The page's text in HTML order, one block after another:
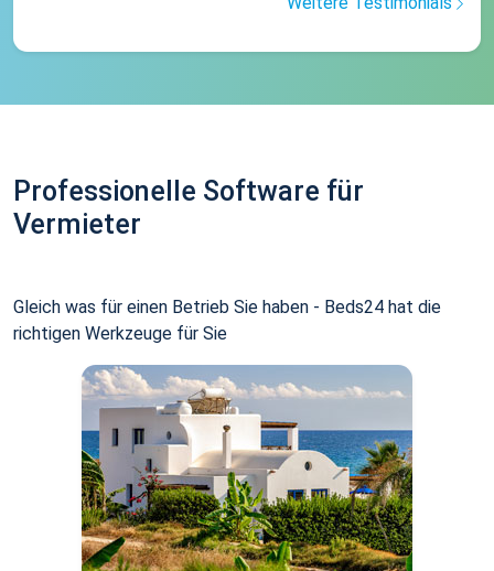
Professionelle Software für
Vermieter
Gleich was für einen Betrieb Sie haben - Beds24 hat die
richtigen Werkzeuge für Sie